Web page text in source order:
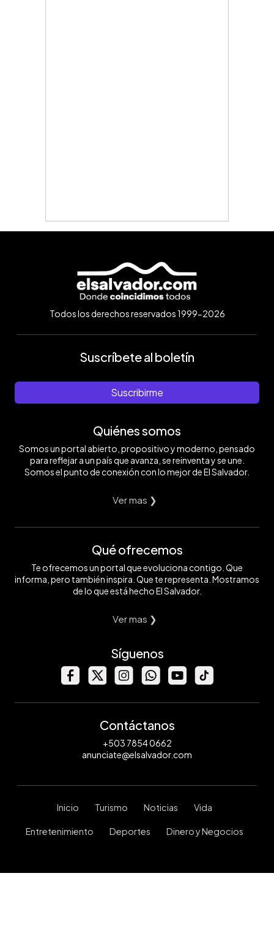
Todos los derechos reservados 1999-2026
Suscríbete al boletín
Suscribirme
Quiénes somos
Somos un portal abierto, propositivo y moderno, pensado
para reflejar a un país que avanza, se reinventa y se une.
Somos el punto de conexión con lo mejor de El Salvador.
Ver mas ❯
Qué ofrecemos
Te ofrecemos un portal que evoluciona contigo. Que
informa, pero también inspira. Que te representa. Mostramos
de lo que está hecho El Salvador.
Ver mas ❯
Síguenos
Contáctanos
+503 7854 0662
anunciate@elsalvador.com
Inicio Turismo Noticias Vida
Entretenimiento Deportes Dinero y Negocios